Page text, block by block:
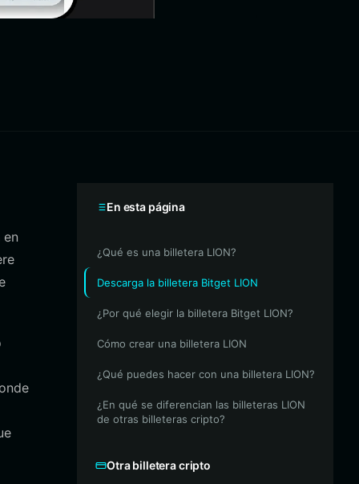
En esta página
¿Qué es una billetera LION?
Descarga la billetera Bitget LION
¿Por qué elegir la billetera Bitget LION?
Cómo crear una billetera LION
¿Qué puedes hacer con una billetera LION?
¿En qué se diferencian las billeteras LION
de otras billeteras cripto?
Otra billetera cripto